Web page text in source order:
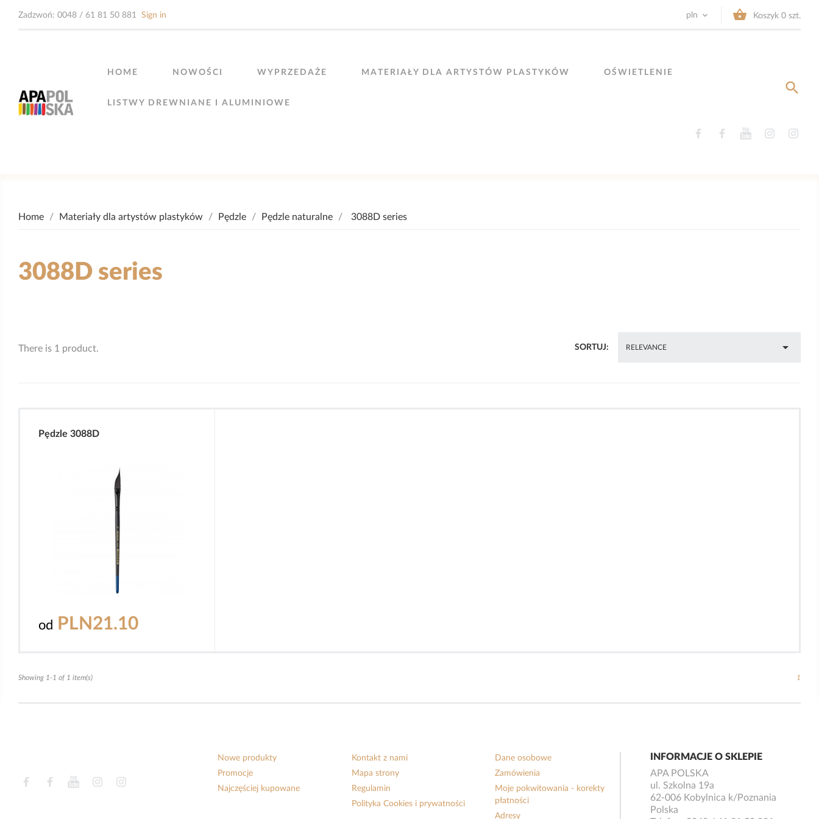
Zadzwoń: 0048 / 61 81 50 881 Sign in pln   Koszyk 0 szt.
FacebookFacebookYouTubeInstagram
HOME NOWOŚCI WYPRZEDAŻE MATERIAŁY DLA ARTYSTÓW PLASTYKÓW OŚWIETLENIE
LISTWY DREWNIANE I ALUMINIOWE

Home Materiały dla artystów plastyków Pędzle Pędzle naturalne 3088D series
3088D series
There is 1 product. SORTUJ: RELEVANCE 
Pędzle 3088D
od PLN21.10
Showing 1-1 of 1 item(s) 1
FacebookFacebookYouTubeInstagram
Nowe produkty
Promocje
Najczęściej kupowane
Kontakt z nami
Mapa strony
Regulamin
Polityka Cookies i prywatności
Dane osobowe
Zamówienia
Moje pokwitowania - korekty
płatności
Adresy
INFORMACJE O SKLEPIE
APA POLSKA
ul. Szkolna 19a
62-006 Kobylnica k/Poznania
Polska